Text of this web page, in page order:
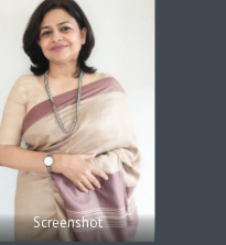
Screenshot